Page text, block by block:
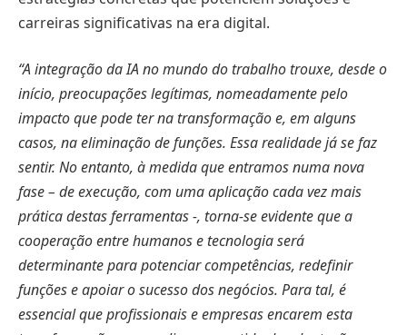
carreiras significativas na era digital.
“A integração da IA no mundo do trabalho trouxe, desde o
início, preocupações legítimas, nomeadamente pelo
impacto que pode ter na transformação e, em alguns
casos, na eliminação de funções. Essa realidade já se faz
sentir. No entanto, à medida que entramos numa nova
fase – de execução, com uma aplicação cada vez mais
prática destas ferramentas -, torna-se evidente que a
cooperação entre humanos e tecnologia será
determinante para potenciar competências, redefinir
funções e apoiar o sucesso dos negócios. Para tal, é
essencial que profissionais e empresas encarem esta